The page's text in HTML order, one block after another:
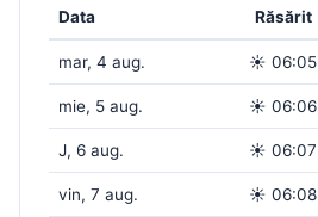
Data Răsărit
mar, 4 aug. ☀ 06:05
mie, 5 aug. ☀ 06:06
J, 6 aug. ☀ 06:07
vin, 7 aug. ☀ 06:08